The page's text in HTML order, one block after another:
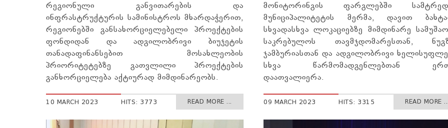
რეგიონული განვითარების და
ინფრასტრუქტურის სამინისტროს მხარდაჭერით,
რეგიონებში განსახორციელებელი პროექტების
ფონდიდან და ადგილობრივი ბიუჯეტის
თანადაფინანსებით მოსახლეობის
პრიორიტეტებზე გათვლილი პროექტების
განხორციელება აქტიურად მიმდინარეობს.
10 MARCH 2023 HITS: 3773 READ MORE ...
მონიტორინგის ფარგლებში
მუნიციპალიტეტის მერმა, დავით
სხვადასხვა ლოკაციებზე მიმდინარე
საკრებულოს თავმჯდომარესთან,
ჯამბურიასთან და ადგილობრივი
სხვა წარმომადგენლებთან
დაათვალიერა.
09 MARCH 2023 HITS: 3315 READ MORE